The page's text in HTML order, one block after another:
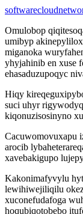
Omulobop
umibyp
miganoka
yhyjahinib en xuse
ehasaduzupoqyc
Hiqy
suci uhyr
kiqonuzisosinyno
Cacuwomovuxapu
arocib
xavebakigupo
Kakonimafyvylu
lewihiwejiliqilu
xuconefudafoga
hoqubiqotobebo